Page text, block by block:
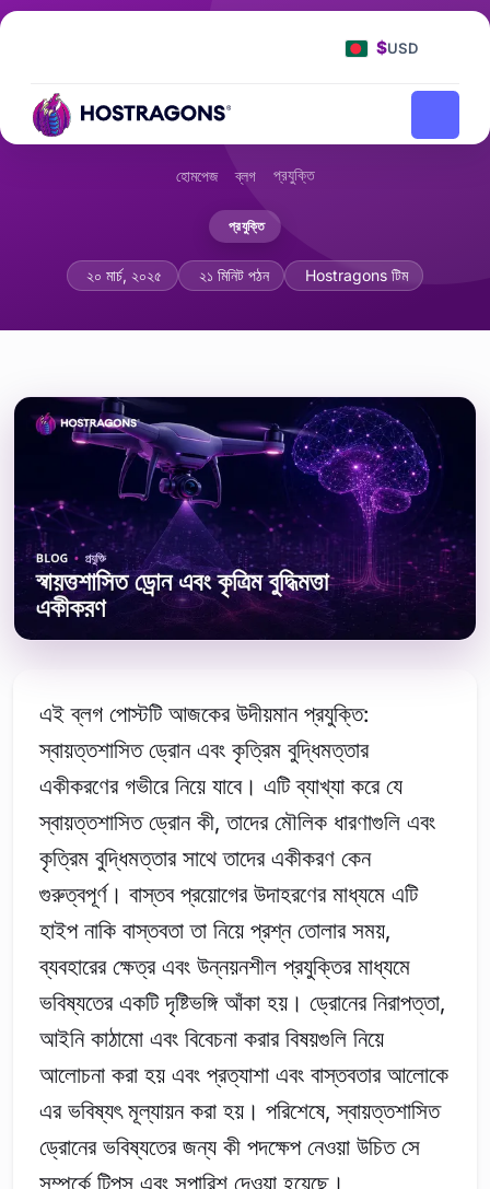
$USD
হোমপেজ ব্লগ প্রযুক্তি
প্রযুক্তি
স্বায়ত্তশাসিত ড্রোন এবং কৃত্রিম বুদ্ধিমত্তা একীকরণ
২০ মার্চ, ২০২৫ ২১ মিনিট পঠন Hostragons টিম
এই ব্লগ পোস্টটি আজকের উদীয়মান প্রযুক্তি:
স্বায়ত্তশাসিত ড্রোন এবং কৃত্রিম বুদ্ধিমত্তার
একীকরণের গভীরে নিয়ে যাবে। এটি ব্যাখ্যা করে যে
স্বায়ত্তশাসিত ড্রোন কী, তাদের মৌলিক ধারণাগুলি এবং
কৃত্রিম বুদ্ধিমত্তার সাথে তাদের একীকরণ কেন
গুরুত্বপূর্ণ। বাস্তব প্রয়োগের উদাহরণের মাধ্যমে এটি
হাইপ নাকি বাস্তবতা তা নিয়ে প্রশ্ন তোলার সময়,
ব্যবহারের ক্ষেত্র এবং উন্নয়নশীল প্রযুক্তির মাধ্যমে
ভবিষ্যতের একটি দৃষ্টিভঙ্গি আঁকা হয়। ড্রোনের নিরাপত্তা,
আইনি কাঠামো এবং বিবেচনা করার বিষয়গুলি নিয়ে
আলোচনা করা হয় এবং প্রত্যাশা এবং বাস্তবতার আলোকে
এর ভবিষ্যৎ মূল্যায়ন করা হয়। পরিশেষে, স্বায়ত্তশাসিত
ড্রোনের ভবিষ্যতের জন্য কী পদক্ষেপ নেওয়া উচিত সে
সম্পর্কে টিপস এবং সুপারিশ দেওয়া হয়েছে।